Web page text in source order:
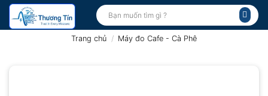
Bỏ
qua
Tìm
kiếm:
Trang chủ / Máy đo Cafe - Cà Phê